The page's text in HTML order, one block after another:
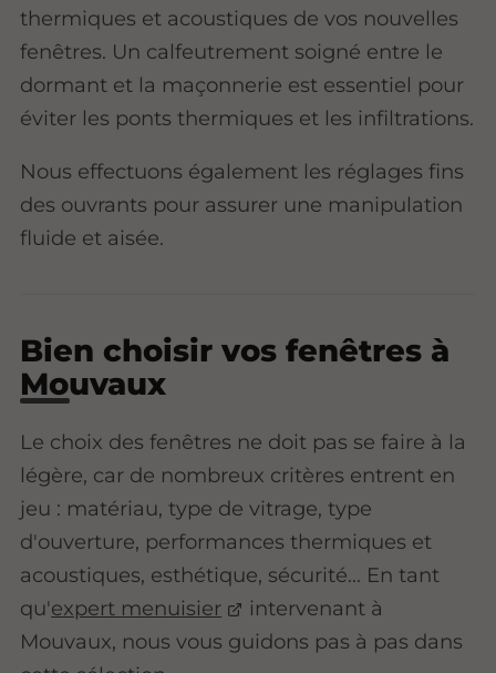
thermiques et acoustiques de vos nouvelles
fenêtres. Un calfeutrement soigné entre le
dormant et la maçonnerie est essentiel pour
éviter les ponts thermiques et les infiltrations.
Nous effectuons également les réglages fins
des ouvrants pour assurer une manipulation
fluide et aisée.
Bien choisir vos fenêtres à
Mouvaux
Le choix des fenêtres ne doit pas se faire à la
légère, car de nombreux critères entrent en
jeu : matériau, type de vitrage, type
d'ouverture, performances thermiques et
acoustiques, esthétique, sécurité... En tant
qu'expert menuisier
intervenant à
Mouvaux, nous vous guidons pas à pas dans